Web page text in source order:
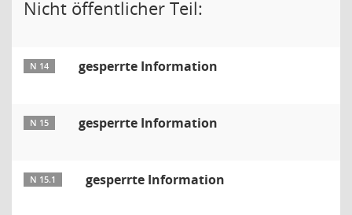
Nicht öffentlicher Teil:
N 14 gesperrte Information
N 15 gesperrte Information
N 15.1 gesperrte Information